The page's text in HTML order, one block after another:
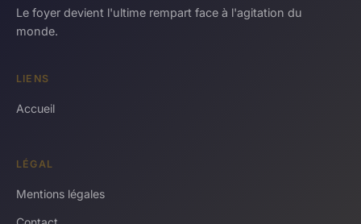
Le foyer devient l'ultime rempart face à l'agitation du
monde.
LIENS
Accueil
LÉGAL
Mentions légales